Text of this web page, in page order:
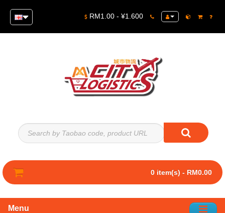
RM1.00 - ¥1.600
0 item(s) - RM0.00
Menu